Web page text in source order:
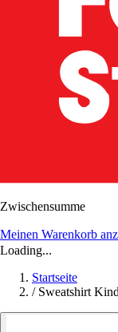
Zwischensumme
Meinen Warenkorb
Loading...
Startseite
/ Sweatshirt